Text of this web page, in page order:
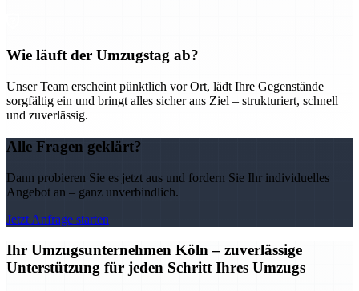
Wie läuft der Umzugstag ab?
Unser Team erscheint pünktlich vor Ort, lädt Ihre Gegenstände
sorgfältig ein und bringt alles sicher ans Ziel – strukturiert, schnell
und zuverlässig.
Alle Fragen geklärt?
Dann probieren Sie es jetzt aus und fordern Sie Ihr individuelles
Angebot an – ganz unverbindlich.
Jetzt Anfrage starten
Ihr Umzugsunternehmen Köln – zuverlässige
Unterstützung für jeden Schritt Ihres Umzugs